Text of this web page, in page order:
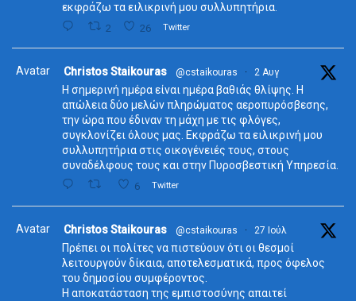
εκφράζω τα ειλικρινή μου συλλυπητήρια.
2 26 Twitter
Avatar Christos Staikouras @cstaikouras · 2 Αυγ
Η σημερινή ημέρα είναι ημέρα βαθιάς θλίψης. Η
απώλεια δύο μελών πληρώματος αεροπυρόσβεσης,
την ώρα που έδιναν τη μάχη με τις φλόγες,
συγκλονίζει όλους μας. Εκφράζω τα ειλικρινή μου
συλλυπητήρια στις οικογένειές τους, στους
συναδέλφους τους και στην Πυροσβεστική Υπηρεσία.
6 Twitter
Avatar Christos Staikouras @cstaikouras · 27 Ιούλ
Πρέπει οι πολίτες να πιστεύουν ότι οι θεσμοί
λειτουργούν δίκαια, αποτελεσματικά, προς όφελος
του δημοσίου συμφέροντος.
Η αποκατάσταση της εμπιστοσύνης απαιτεί